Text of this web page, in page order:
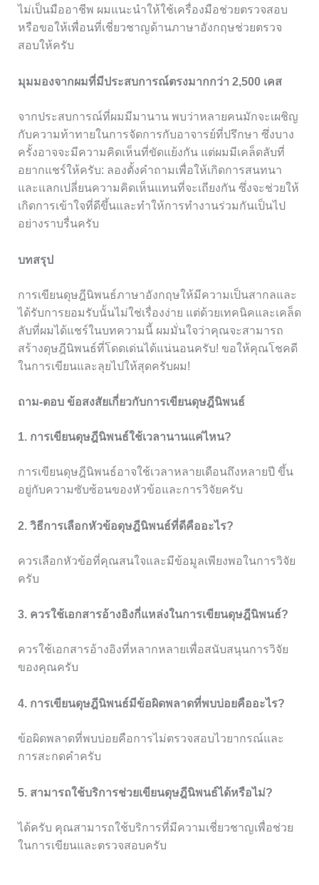
ไม่เป็นมืออาชีพ ผมแนะนำให้ใช้เครื่องมือช่วยตรวจสอบ
หรือขอให้เพื่อนที่เชี่ยวชาญด้านภาษาอังกฤษช่วยตรวจ
สอบให้ครับ
มุมมองจากผมที่มีประสบการณ์ตรงมากกว่า 2,500 เคส
จากประสบการณ์ที่ผมมีมานาน พบว่าหลายคนมักจะเผชิญ
กับความท้าทายในการจัดการกับอาจารย์ที่ปรึกษา ซึ่งบาง
ครั้งอาจจะมีความคิดเห็นที่ขัดแย้งกัน แต่ผมมีเคล็ดลับที่
อยากแชร์ให้ครับ: ลองตั้งคำถามเพื่อให้เกิดการสนทนา
และแลกเปลี่ยนความคิดเห็นแทนที่จะเถียงกัน ซึ่งจะช่วยให้
เกิดการเข้าใจที่ดีขึ้นและทำให้การทำงานร่วมกันเป็นไป
อย่างราบรื่นครับ
บทสรุป
การเขียนดุษฎีนิพนธ์ภาษาอังกฤษให้มีความเป็นสากลและ
ได้รับการยอมรับนั้นไม่ใช่เรื่องง่าย แต่ด้วยเทคนิคและเคล็ด
ลับที่ผมได้แชร์ในบทความนี้ ผมมั่นใจว่าคุณจะสามารถ
สร้างดุษฎีนิพนธ์ที่โดดเด่นได้แน่นอนครับ! ขอให้คุณโชคดี
ในการเขียนและลุยไปให้สุดครับผม!
ถาม-ตอบ ข้อสงสัยเกี่ยวกับการเขียนดุษฎีนิพนธ์
1. การเขียนดุษฎีนิพนธ์ใช้เวลานานแค่ไหน?
การเขียนดุษฎีนิพนธ์อาจใช้เวลาหลายเดือนถึงหลายปี ขึ้น
อยู่กับความซับซ้อนของหัวข้อและการวิจัยครับ
2. วิธีการเลือกหัวข้อดุษฎีนิพนธ์ที่ดีคืออะไร?
ควรเลือกหัวข้อที่คุณสนใจและมีข้อมูลเพียงพอในการวิจัย
ครับ
3. ควรใช้เอกสารอ้างอิงกี่แหล่งในการเขียนดุษฎีนิพนธ์?
ควรใช้เอกสารอ้างอิงที่หลากหลายเพื่อสนับสนุนการวิจัย
ของคุณครับ
4. การเขียนดุษฎีนิพนธ์มีข้อผิดพลาดที่พบบ่อยคืออะไร?
ข้อผิดพลาดที่พบบ่อยคือการไม่ตรวจสอบไวยากรณ์และ
การสะกดคำครับ
5. สามารถใช้บริการช่วยเขียนดุษฎีนิพนธ์ได้หรือไม่?
ได้ครับ คุณสามารถใช้บริการที่มีความเชี่ยวชาญเพื่อช่วย
ในการเขียนและตรวจสอบครับ